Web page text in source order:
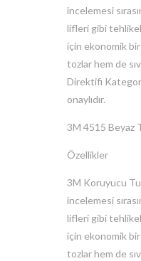
incelemesi
lifleri gibi
için ekonomik
tozlar hem de
Direktifi
onaylıdır.
3M 4515 Beyaz
Özellikler
3M Koruyucu
incelemesi
lifleri gibi
için ekonomik
tozlar hem de